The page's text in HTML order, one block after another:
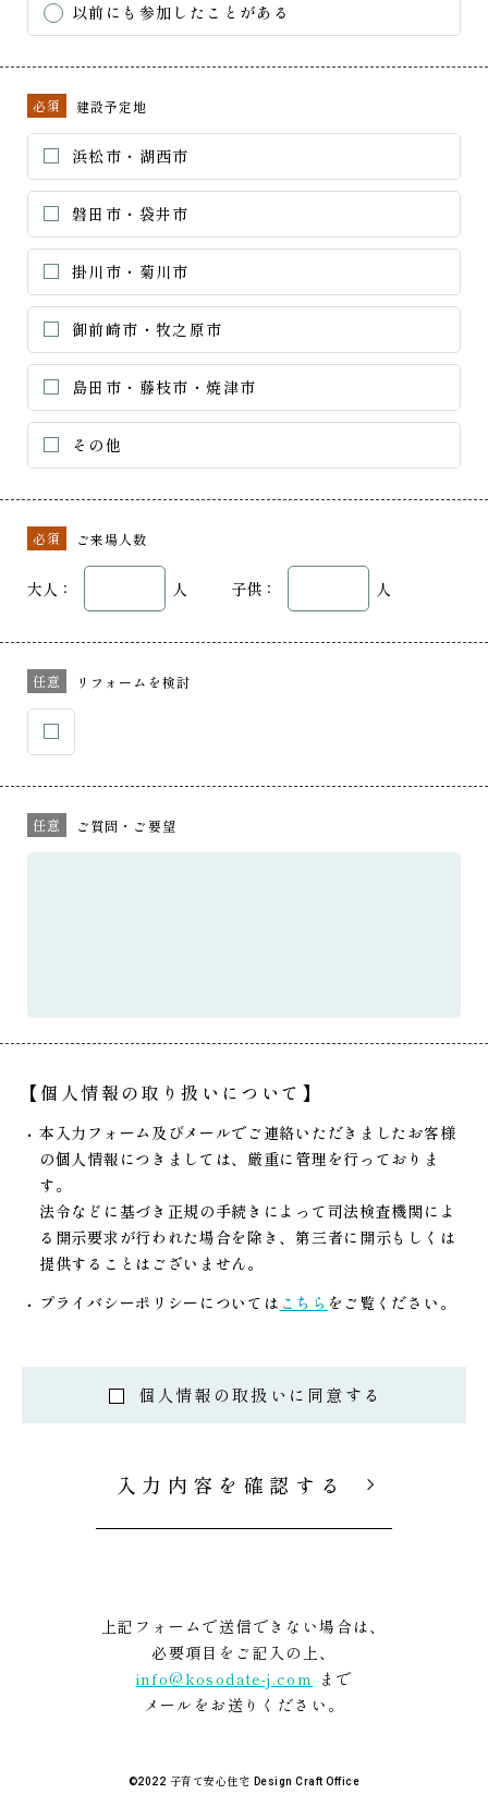
以前にも参加したことがある
必須 建設予定地
浜松市・湖西市
磐田市・袋井市
掛川市・菊川市
御前崎市・牧之原市
島田市・藤枝市・焼津市
その他
必須 ご来場人数
大人： 人 子供： 人
任意 リフォームを検討
任意 ご質問・ご要望
【個人情報の取り扱いについて】
本入力フォーム及びメールでご連絡いただきましたお客様
の個人情報につきましては、厳重に管理を行っておりま
す。
法令などに基づき正規の手続きによって司法検査機関によ
る開示要求が行われた場合を除き、第三者に開示もしくは
提供することはございません。
プライバシーポリシーについては こちら をご覧ください。
個人情報の取扱いに同意する
入力内容を確認する
上記フォームで送信できない場合は、
必要項目をご記入の上、
info@kosodate-j.com まで
メールをお送りください。
©2022 子育て安心住宅 Design Craft Office